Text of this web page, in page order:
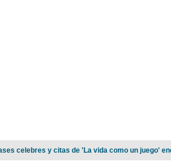
celebres y citas de 'La vida como un juego'